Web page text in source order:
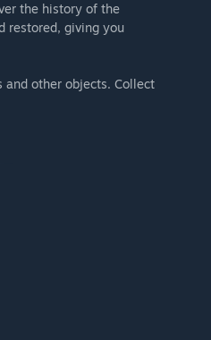
the history of the
restored, giving you
and other objects. Collect